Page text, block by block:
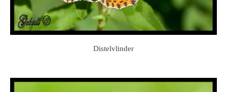
Distelvlinder